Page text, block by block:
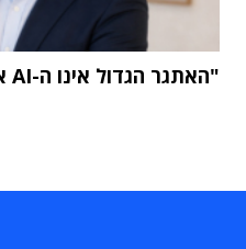
"האתגר הגדול אינו ה-AI אלא הטמעתה בארגון"